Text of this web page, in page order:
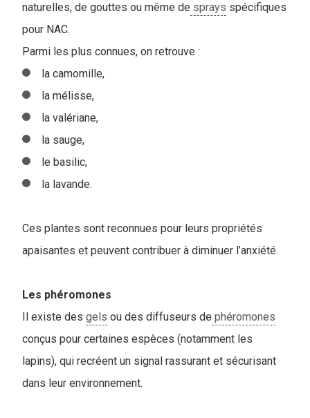
naturelles, de gouttes ou même de sprays spécifiques
pour NAC.
Parmi les plus connues, on retrouve :
la camomille,
la mélisse,
la valériane,
la sauge,
le basilic,
la lavande.
Ces plantes sont reconnues pour leurs propriétés
apaisantes et peuvent contribuer à diminuer l’anxiété.
Les phéromones
Il existe des gels ou des diffuseurs de phéromones
conçus pour certaines espèces (notamment les
lapins), qui recréent un signal rassurant et sécurisant
dans leur environnement.